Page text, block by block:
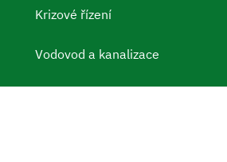
Krizové řízení
Vodovod a kanalizace